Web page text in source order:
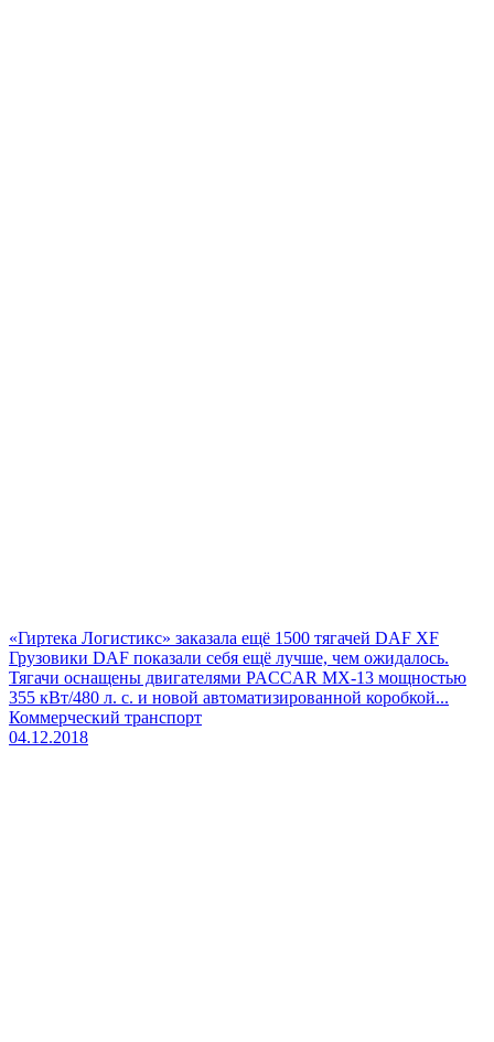
«Гиртека Логистикс» заказала ещё 1500 тягачей DAF XF
Грузовики DAF показали себя ещё лучше, чем ожидалось.
Тягачи оснащены двигателями PACCAR MX-13 мощностью
355 кВт/480 л. с. и новой автоматизированной коробкой...
Коммерческий транспорт
04.12.2018